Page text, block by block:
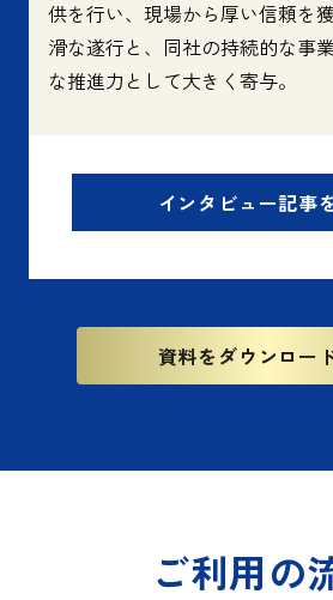
供を行い、現場から厚い信頼を
滑な遂行と、同社の持続的な事
な推進力として大きく寄与。
インタビュー記事
資料をダウンロー
ご利用の